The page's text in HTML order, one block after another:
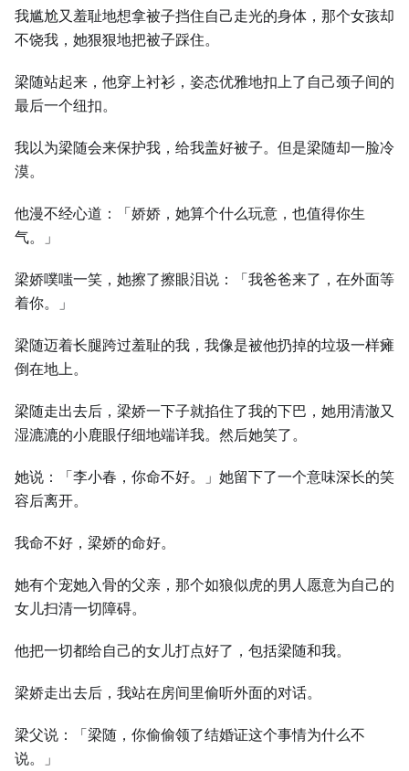
我尴尬又羞耻地想拿被子挡住自己走光的身体，那个女孩却
不饶我，她狠狠地把被子踩住。
梁随站起来，他穿上衬衫，姿态优雅地扣上了自己颈子间的
最后一个纽扣。
我以为梁随会来保护我，给我盖好被子。但是梁随却一脸冷
漠。
他漫不经心道：「娇娇，她算个什么玩意，也值得你生
气。」
梁娇噗嗤一笑，她擦了擦眼泪说：「我爸爸来了，在外面等
着你。」
梁随迈着长腿跨过羞耻的我，我像是被他扔掉的垃圾一样瘫
倒在地上。
梁随走出去后，梁娇一下子就掐住了我的下巴，她用清澈又
湿漉漉的小鹿眼仔细地端详我。然后她笑了。
她说：「李小春，你命不好。」她留下了一个意味深长的笑
容后离开。
我命不好，梁娇的命好。
她有个宠她入骨的父亲，那个如狼似虎的男人愿意为自己的
女儿扫清一切障碍。
他把一切都给自己的女儿打点好了，包括梁随和我。
梁娇走出去后，我站在房间里偷听外面的对话。
梁父说：「梁随，你偷偷领了结婚证这个事情为什么不
说。」